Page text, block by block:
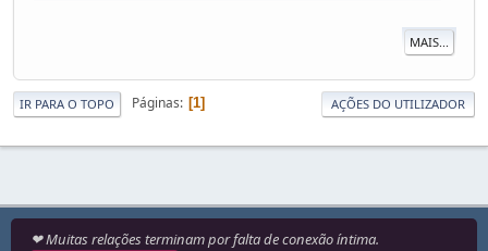
MAIS...
IR PARA O TOPO Páginas 1 AÇÕES DO UTILIZADOR
❤ Muitas relações terminam por falta de conexão íntima.